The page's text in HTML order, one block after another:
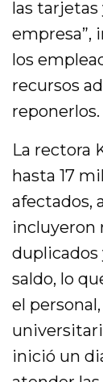
las
empresa”,
los
recursos
reponerlos.
La rectora
hasta 17
afectados,
incluyeron
duplicados
saldo, lo
el
inició un